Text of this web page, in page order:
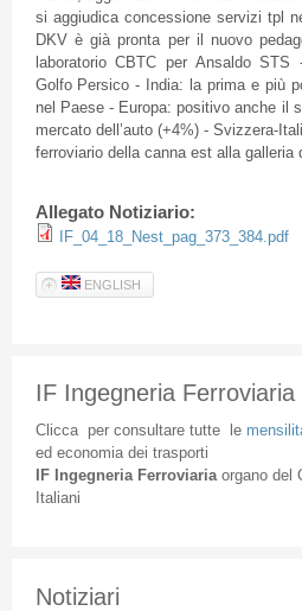
si aggiudica concessione servizi tpl
DKV è già pronta per il nuovo
laboratorio CBTC per Ansaldo
Golfo Persico - India: la prima e più
nel Paese - Europa: positivo anche il
mercato dell’auto (+4%) - Svizzera-
ferroviario della canna est alla galleria
Allegato Notiziario:
IF_04_18_Nest_pag_373_384.pdf
ENGLISH
IF Ingegneria Ferroviaria
Cliccaper consultare tuttele
ed economia dei trasporti
IF Ingegneria Ferroviaria organodel
Italiani
Notiziari